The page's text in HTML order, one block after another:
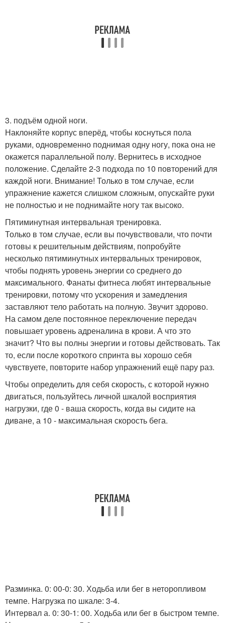
3. подъём одной ноги.
Наклоняйте корпус вперёд, чтобы коснуться пола
руками, одновременно поднимая одну ногу, пока она не
окажется параллельной полу. Вернитесь в исходное
положение. Сделайте 2-3 подхода по 10 повторений для
каждой ноги. Внимание! Только в том случае, если
упражнение кажется слишком сложным, опускайте руки
не полностью и не поднимайте ногу так высоко.
Пятиминутная интервальная тренировка.
Только в том случае, если вы почувствовали, что почти
готовы к решительным действиям, попробуйте
несколько пятиминутных интервальных тренировок,
чтобы поднять уровень энергии со среднего до
максимального. Фанаты фитнеса любят интервальные
тренировки, потому что ускорения и замедления
заставляют тело работать на полную. Звучит здорово.
На самом деле постоянное переключение передач
повышает уровень адреналина в крови. А что это
значит? Что вы полны энергии и готовы действовать. Так
то, если после короткого спринта вы хорошо себя
чувствуете, повторите набор упражнений ещё пару раз.
Чтобы определить для себя скорость, с которой нужно
двигаться, пользуйтесь личной шкалой восприятия
нагрузки, где 0 - ваша скорость, когда вы сидите на
диване, а 10 - максимальная скорость бега.
Разминка. 0: 00-0: 30. Ходьба или бег в неторопливом
темпе. Нагрузка по шкале: 3-4.
Интервал а. 0: 30-1: 00. Ходьба или бег в быстром темпе.